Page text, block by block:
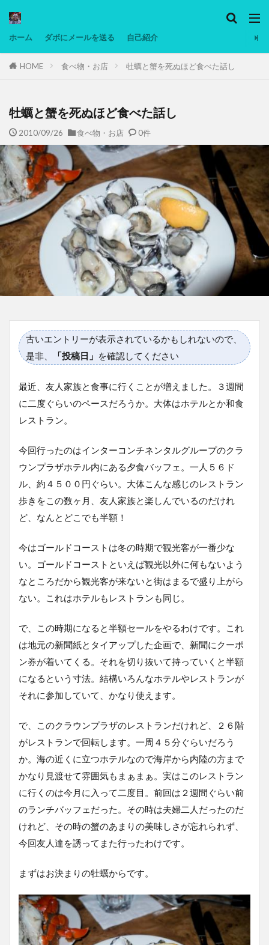
ホーム ダボにメールを送る 自己紹介
HOME 食べ物・お店 牡蠣と蟹を死ぬほど食べた話し
牡蠣と蟹を死ぬほど食べた話し
2010/09/26 食べ物・お店 0件
古いエントリーが表示されているかもしれないので、
是非、
「投稿日」 を確認してください
最近、友人家族と食事に行くことが増えました。３週間
に二度ぐらいのペースだろうか。大体はホテルとか和食
レストラン。
今回行ったのはインターコンチネンタルグループのクラ
ウンプラザホテル内にある夕食バッフェ。一人５６ド
ル、約４５００円ぐらい。大体こんな感じのレストラン
歩きをこの数ヶ月、友人家族と楽しんでいるのだけれ
ど、なんとどこでも半額！
今はゴールドコーストは冬の時期で観光客が一番少な
い。ゴールドコーストといえば観光以外に何もないよう
なところだから観光客が来ないと街はまるで盛り上がら
ない。これはホテルもレストランも同じ。
で、この時期になると半額セールをやるわけです。これ
は地元の新聞紙とタイアップした企画で、新聞にクーポ
ン券が着いてくる。それを切り抜いて持っていくと半額
になるという寸法。結構いろんなホテルやレストランが
それに参加していて、かなり使えます。
で、このクラウンプラザのレストランだけれど、２６階
がレストランで回転します。一周４５分ぐらいだろう
か。海の近くに立つホテルなので海岸から内陸の方まで
かなり見渡せて雰囲気もまぁまぁ。実はこのレストラン
に行くのは今月に入って二度目。前回は２週間ぐらい前
のランチバッフェだった。その時は夫婦二人だったのだ
けれど、その時の蟹のあまりの美味しさが忘れられず、
今回友人達を誘ってまた行ったわけです。
まずはお決まりの牡蠣からです。
タグ
マレーシア動画
ヨーグルト
備忘録
動画 日本人村社会 脱水シート
検索